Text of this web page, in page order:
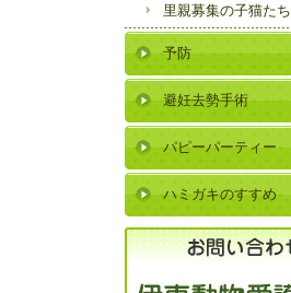
里親募集の子猫たち
予防
避妊去勢手術
パピーパーティー
ハミガキのすすめ